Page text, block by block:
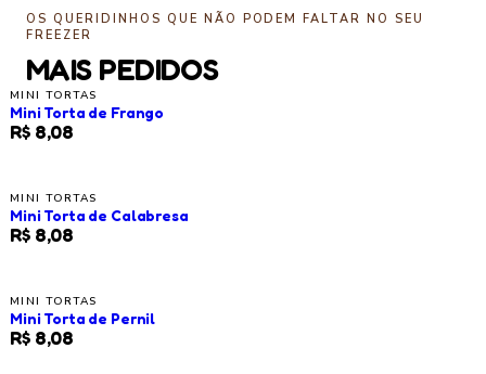
OS QUERIDINHOS QUE NÃO PODEM FALTAR NO SEU
FREEZER
MAIS PEDIDOS
MINI TORTAS
Mini Torta de Frango
R$ 8,08
MINI TORTAS
Mini Torta de Calabresa
R$ 8,08
MINI TORTAS
Mini Torta de Pernil
R$ 8,08